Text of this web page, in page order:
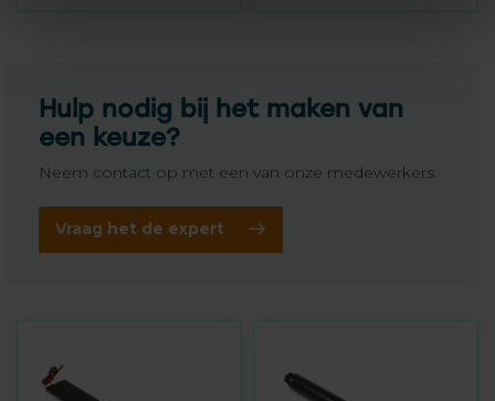
Hulp nodig bij het maken van
een keuze?
Neem contact op met een van onze medewerkers
Vraag het de expert